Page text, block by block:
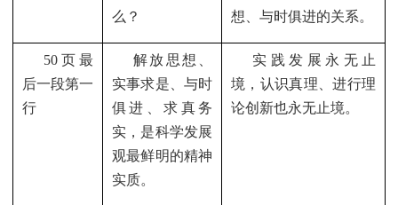
么？
想、与时俱进的关系。
50 页最
后一段第一
行
解放思想、
实事求是、与时
俱进、求真务
实，是科学发展
观最鲜明的精神
实质。
实践发展永无止
境，认识真理、进行理
论创新也永无止境。